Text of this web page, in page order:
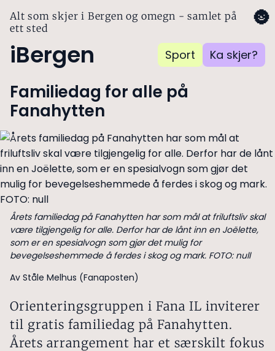
Alt som skjer i Bergen og omegn - samlet på
ett sted
iBergen Sport Ka skjer?
🌚
Familiedag for alle på
Fanahytten
Årets familiedag på Fanahytten har som mål at friluftsliv skal
være tilgjengelig for alle. Derfor har de lånt inn en Joëlette,
som er en spesialvogn som gjør det mulig for
bevegelseshemmede å ferdes i skog og mark. FOTO: null
Av Ståle Melhus (Fanaposten)
Orienteringsgruppen i Fana IL inviterer
til gratis familiedag på Fanahytten.
Årets arrangement har et særskilt fokus